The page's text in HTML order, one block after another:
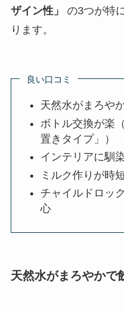
ザイン性」
の3つが特
ります。
良い口コミ
天然水がまろや
ボトル交換が楽
置きタイプ」）
インテリアに馴
ミルク作りが時
チャイルドロッ
心
天然水がまろやかで